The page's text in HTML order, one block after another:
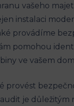
vašeho
instalaci
provádíme
pomohou
ve vašem
provést
je důležitým